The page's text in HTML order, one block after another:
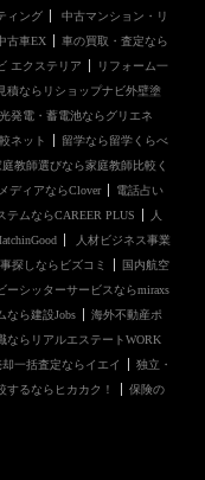
ィング
中古マンション・リ
古車EX
車の買取・査定なら
エクステリア
リフォーム一
積ならリショップナビ外壁塗
発電・蓄電池ならグリエネ
ネット
留学なら留学くらべ
庭教師選びなら家庭教師比較く
ディアならClover
電話占い
テムならCAREER PLUS
人
人材ビジネス事業
探しならビズコミ
国内航空
ーシッターサービスならmiraxs
なら建設Jobs
海外不動産ポ
ならリアルエステートWORK
一括査定ならイエイ
独立・
するならヒカカク！
保険の